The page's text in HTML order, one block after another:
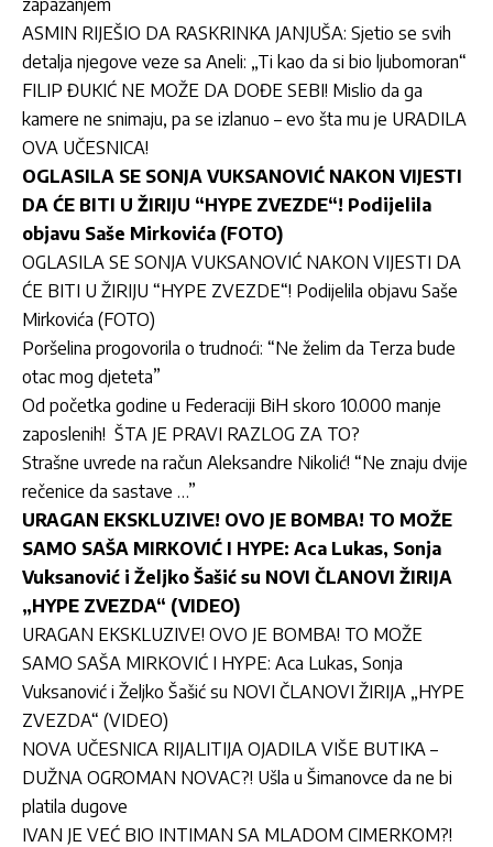
ASMIN RIJEŠIO DA RASKRINKA JANJUŠA: Sjetio se svih
detalja njegove veze sa Aneli: „Ti kao da si bio ljubomoran“
FILIP ĐUKIĆ NE MOŽE DA DOĐE SEBI! Mislio da ga
kamere ne snimaju, pa se izlanuo – evo šta mu je URADILA
OVA UČESNICA!
OGLASILA SE SONJA VUKSANOVIĆ NAKON VIJESTI
DA ĆE BITI U ŽIRIJU “HYPE ZVEZDE“! Podijelila
objavu Saše Mirkovića (FOTO)
OGLASILA SE SONJA VUKSANOVIĆ NAKON VIJESTI DA
ĆE BITI U ŽIRIJU “HYPE ZVEZDE“! Podijelila objavu Saše
Mirkovića (FOTO)
Poršelina progovorila o trudnoći: “Ne želim da Terza bude
otac mog djeteta”
Od početka godine u Federaciji BiH skoro 10.000 manje
zaposlenih! ŠTA JE PRAVI RAZLOG ZA TO?
Strašne uvrede na račun Aleksandre Nikolić! “Ne znaju dvije
rečenice da sastave …”
URAGAN EKSKLUZIVE! OVO JE BOMBA! TO MOŽE
SAMO SAŠA MIRKOVIĆ I HYPE: Aca Lukas, Sonja
Vuksanović i Željko Šašić su NOVI ČLANOVI ŽIRIJA
„HYPE ZVEZDA“ (VIDEO)
URAGAN EKSKLUZIVE! OVO JE BOMBA! TO MOŽE
SAMO SAŠA MIRKOVIĆ I HYPE: Aca Lukas, Sonja
Vuksanović i Željko Šašić su NOVI ČLANOVI ŽIRIJA „HYPE
ZVEZDA“ (VIDEO)
NOVA UČESNICA RIJALITIJA OJADILA VIŠE BUTIKA –
DUŽNA OGROMAN NOVAC?! Ušla u Šimanovce da ne bi
platila dugove
IVAN JE VEĆ BIO INTIMAN SA MLADOM CIMERKOM?!